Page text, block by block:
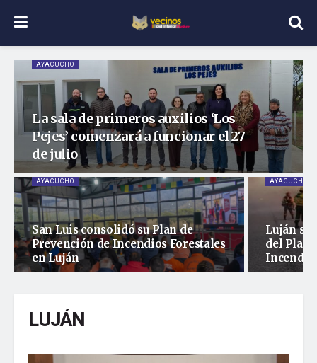
AYACUCHO
La sala de primeros auxilios ‘Los
Pejes’ comenzará a funcionar el 27
de julio
AYACUCHO
San Luis consolidó su Plan de
Prevención de Incendios Forestales
en Luján
AYACUCHO
Luján
del Plan
LUJÁN